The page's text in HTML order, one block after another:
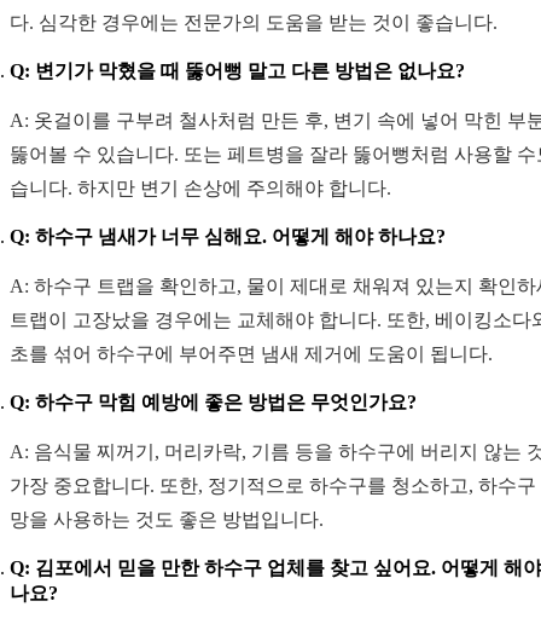
다. 심각한 경우에는 전문가의 도움을 받는 것이 좋습니다.
Q: 변기가 막혔을 때 뚫어뻥 말고 다른 방법은 없나요?
A: 옷걸이를 구부려 철사처럼 만든 후, 변기 속에 넣어 막힌 부
뚫어볼 수 있습니다. 또는 페트병을 잘라 뚫어뻥처럼 사용할 수
습니다. 하지만 변기 손상에 주의해야 합니다.
Q: 하수구 냄새가 너무 심해요. 어떻게 해야 하나요?
A: 하수구 트랩을 확인하고, 물이 제대로 채워져 있는지 확인하
트랩이 고장났을 경우에는 교체해야 합니다. 또한, 베이킹소다
초를 섞어 하수구에 부어주면 냄새 제거에 도움이 됩니다.
Q: 하수구 막힘 예방에 좋은 방법은 무엇인가요?
A: 음식물 찌꺼기, 머리카락, 기름 등을 하수구에 버리지 않는
가장 중요합니다. 또한, 정기적으로 하수구를 청소하고, 하수구
망을 사용하는 것도 좋은 방법입니다.
Q: 김포에서 믿을 만한 하수구 업체를 찾고 싶어요. 어떻게 해
나요?